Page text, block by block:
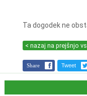
Ta dogodek ne
< nazaj na prejšnjo
Share Tweet